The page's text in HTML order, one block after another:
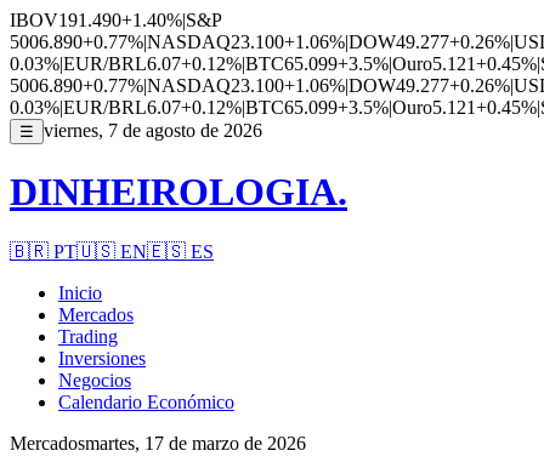
IBOV191.490+1.40%|S&P
5006.890+0.77%|NASDAQ23.100+1.06%|DOW49.277+0.26%|
0.03%|EUR/BRL6.07+0.12%|BTC65.099+3.5%|Ouro5.121+0.45%|
5006.890+0.77%|NASDAQ23.100+1.06%|DOW49.277+0.26%|
0.03%|EUR/BRL6.07+0.12%|BTC65.099+3.5%|Ouro5.121+0.45%|
☰ viernes, 7 de agosto de 2026
DINHEIROLOGIA.
🇧🇷 PT🇺🇸 EN🇪🇸 ES
Inicio
Mercados
Trading
Inversiones
Negocios
Calendario Económico
Mercadosmartes, 17 de marzo de 2026